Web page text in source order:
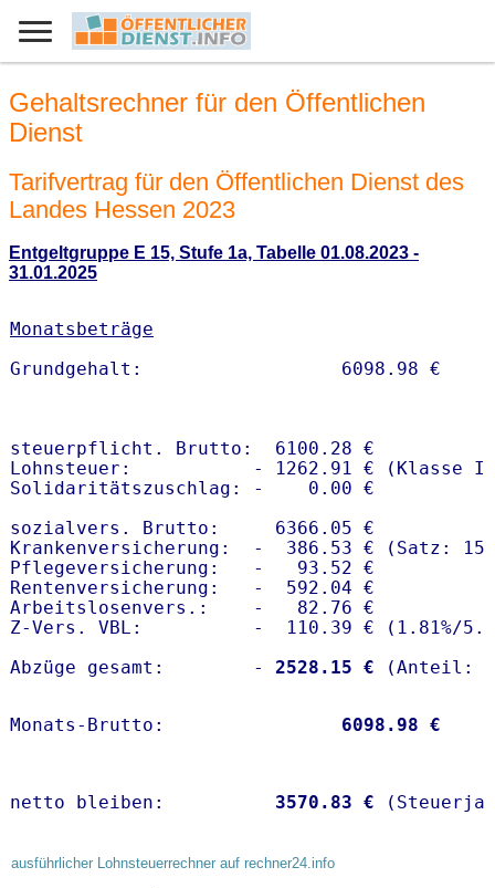
Gehaltsrechner für den Öffentlichen
Dienst
Tarifvertrag für den Öffentlichen Dienst des
Landes Hessen 2023
Entgeltgruppe E 15, Stufe 1a, Tabelle 01.08.2023 -
31.01.2025
Monatsbeträge
steuerpflicht. Brutto:  6100.28 €
Lohnsteuer:           - 1262.91 € (Klasse I)
Solidaritätszuschlag: -    0.00 €
sozialvers. Brutto:     6366.05 €
Krankenversicherung:  -  386.53 € (Satz:
Pflegeversicherung:   -   93.52 €
Rentenversicherung:   -  592.04 €
Arbeitslosenvers.:    -   82.76 €
Z-Vers. VBL:          -  110.39 € ( 1.81%/
Abzüge gesamt:        -
2528.15 €
Monats-Brutto: 6098.98 €
netto bleiben: 3570.83 €
ausführlicher Lohnsteuerrechner auf rechner24.info